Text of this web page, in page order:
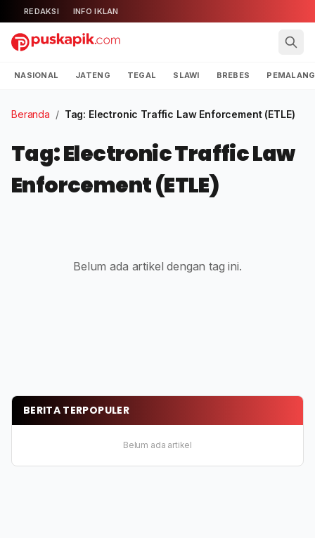
REDAKSI INFO IKLAN
NASIONAL JATENG TEGAL SLAWI BREBES PEMALANG
Beranda / Tag: Electronic Traffic Law Enforcement (ETLE)
Tag: Electronic Traffic Law
Enforcement (ETLE)
Belum ada artikel dengan tag ini.
BERITA TERPOPULER
Belum ada artikel